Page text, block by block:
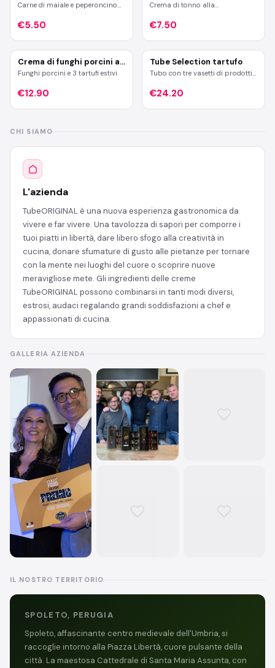
Carne di maiale e peperoncino
€5.50
esclusiva
Crema di tonno alla
€7.50
Crema di funghi porcini al
tartufo
Funghi porcini e 3 tartufi estivi
€12.90
Tube Selection tartufo
Tubo con tre vasetti di prodotti
e tartufo bianco pregiato, salsa
bianco pregiato
€24.20
CHI SIAMO
L'azienda
TubeORIGINAL è una nuova esperienza gastronomica da
vivere e far vivere. Una tavolozza di sapori per comporre i
tuoi piatti in libertà, dare libero sfogo alla creatività in
cucina, donare sfumature di gusto alle pietanze per tornare
con la mente nei luoghi del cuore o scoprire nuove
meravigliose mete. Gli ingredienti delle creme
TubeORIGINAL possono combinarsi in tanti modi diversi,
estrosi, audaci regalando grandi soddisfazioni a chef e
appassionati di cucina.
GALLERIA AZIENDA
IL NOSTRO TERRITORIO
SPOLETO, PERUGIA
Spoleto, affascinante centro medievale dell'Umbria, si
raccoglie intorno alla Piazza Libertà, cuore pulsante della
città. La maestosa Cattedrale di Santa Maria Assunta, con